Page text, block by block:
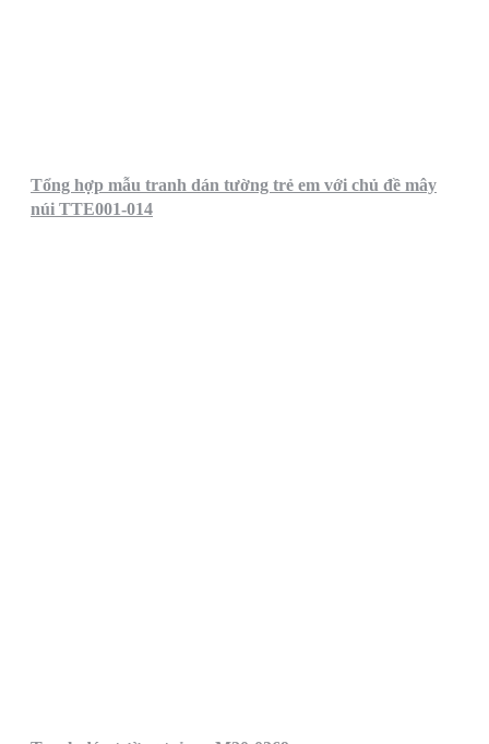
Tổng hợp mẫu tranh dán tường trẻ em với chủ đề mây
núi TTE001-014